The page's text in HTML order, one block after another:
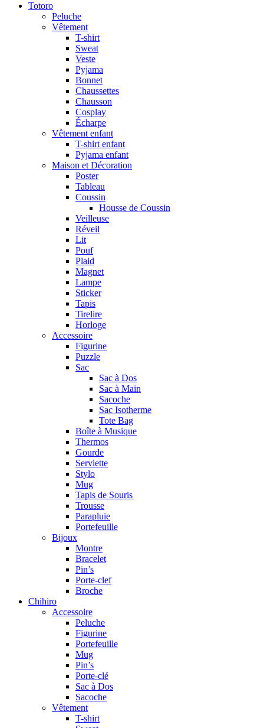
Totoro
Peluche
Vêtement
T-shirt
Sweat
Veste
Pyjama
Bonnet
Chaussettes
Chausson
Cosplay
Écharpe
Vêtement enfant
T-shirt enfant
Pyjama enfant
Maison et Décoration
Poster
Tableau
Coussin
Housse de Coussin
Veilleuse
Réveil
Lit
Pouf
Plaid
Magnet
Lampe
Sticker
Tapis
Tirelire
Horloge
Accessoire
Figurine
Puzzle
Sac
Sac à Dos
Sac à Main
Sacoche
Sac Isotherme
Tote Bag
Boîte à Musique
Thermos
Gourde
Serviette
Stylo
Mug
Tapis de Souris
Trousse
Parapluie
Portefeuille
Bijoux
Montre
Bracelet
Pin’s
Porte-clef
Broche
Chihiro
Accessoire
Peluche
Figurine
Portefeuille
Mug
Pin’s
Porte-clé
Sac à Dos
Sacoche
Vêtement
T-shirt